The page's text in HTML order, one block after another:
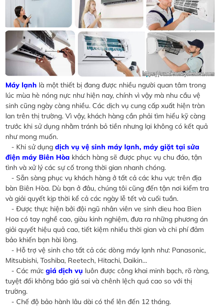
Máy lạnh là một thiết bị đang được nhiều người quan tâm trong
lúc mùa hè nóng nực như hiện nay, chính vì vậy mà nhu cầu vệ
sinh cũng ngày càng nhiều. Các dịch vụ cung cấp xuất hiện tràn
lan trên thị trường. Vì vậy, khách hàng cần phải tìm hiểu kỹ càng
trước khi sử dụng nhằm tránh bỏ tiền nhưng lại không có kết quả
như mong muốn.
- Khi sử dụngdịch vụ vệ sinh máy lạnh, máy giặt tại sửa
điện máy Biên Hòa khách hàng sẽ được phục vụ chu đáo, tận
tình và xử lý các sự cố trong thời gian nhanh chóng.
- Sẵn sàng phục vụ khách hàng ở tất cả các khu vực trên địa
bàn Biên Hòa. Dù bạn ở đâu, chúng tôi cũng đến tận nơi kiểm tra
và giải quyết kịp thời kể cả các ngày lễ tết và cuối tuần.
- Được thực hiện bởi đội ngũ nhân viên ve sinh dieu hoa Bien
Hoa có tay nghề cao, giàu kinh nghiệm, đưa ra những phương án
giải quyết hiệu quả cao, tiết kiệm nhiều thời gian và chi phí đảm
bảo khiến bạn hài lòng.
- Hỗ trợ vệ sinh cho tất cả các dòng máy lạnh như: Panasonic,
Mitsubishi, Toshiba, Reetech, Hitachi, Daikin…
- Các mứcgiá dịch vụ luôn được công khai minh bạch, rõ ràng,
tuyệt đối không báo giá sai và chênh lệch quá cao so với thị
trường.
- Chế độ bảo hành lâu dài có thể lên đến 12 tháng.